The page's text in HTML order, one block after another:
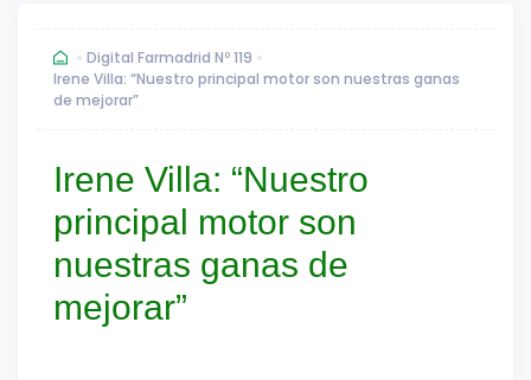
Digital Farmadrid Nº 119
Irene Villa: “Nuestro principal motor son nuestras ganas
de mejorar”
Irene Villa: “Nuestro
principal motor son
nuestras ganas de
mejorar”